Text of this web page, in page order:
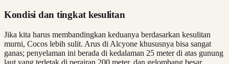
Kondisi dan tingkat kesulitan
Jika kita harus membandingkan keduanya berdasarkan kesulitan
murni, Cocos lebih sulit. Arus di Alcyone khususnya bisa sangat
ganas; penyelaman ini berada di kedalaman 25 meter di atas gunung
laut yang terletak di perairan 200 meter, dan gelombang besar